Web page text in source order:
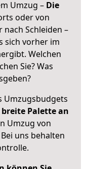
Umzug – Die
oder von
Schleiden –
sich vorher im
Welchen
Sie? Was
Umzugsbudgets
breite Palette an
Umzug von
uns behalten